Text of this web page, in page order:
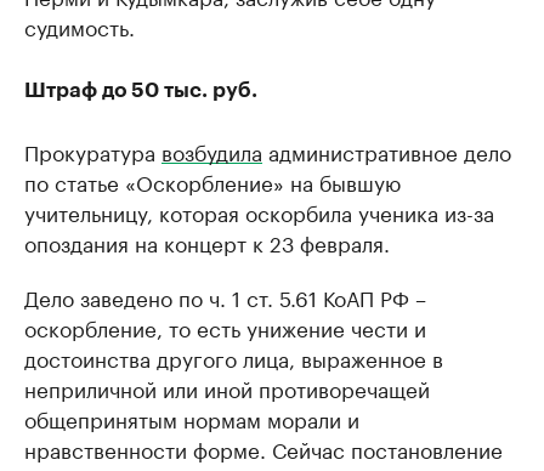
судимость.
Штраф до 50 тыс. руб.
Прокуратура возбудила административное дело
по статье «Оскорбление» на бывшую
учительницу, которая оскорбила ученика из-за
опоздания на концерт к 23 февраля.
Дело заведено по ч. 1 ст. 5.61 КоАП РФ –
оскорбление, то есть унижение чести и
достоинства другого лица, выраженное в
неприличной или иной противоречащей
общепринятым нормам морали и
нравственности форме. Сейчас постановление